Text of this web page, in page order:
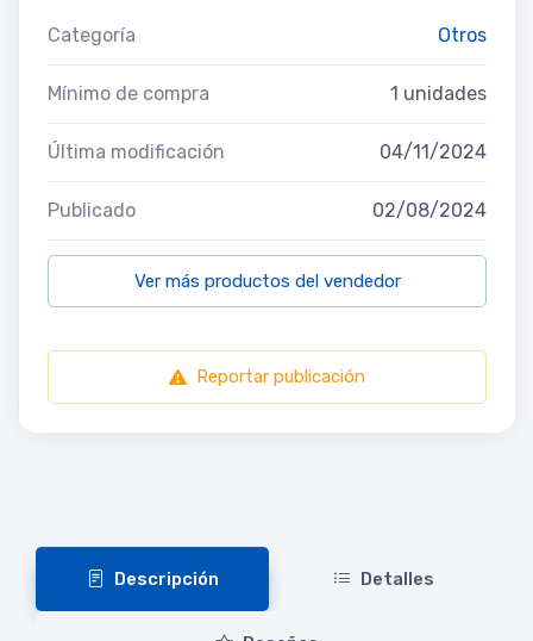
Categoría Otros
Mínimo de compra 1 unidades
Última modificación 04/11/2024
Publicado 02/08/2024
Ver más productos del vendedor
Reportar publicación
Descripción Detalles